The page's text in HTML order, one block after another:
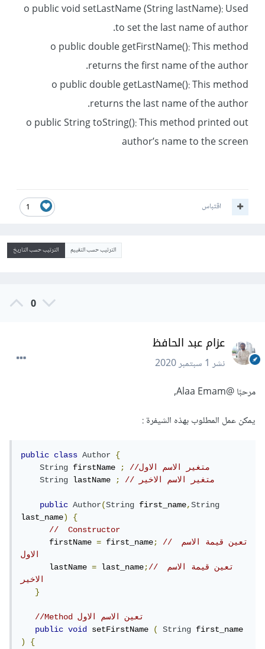
o public void setLastName (String lastName): Used
to set the last name of author.
o public double getFirstName(): This method
returns the first name of the author.
o public double getLastName(): This method
returns the last name of the author.
o public String toString(): This method printed out
author’s name to the screen
1 اقتباس
الترتيب حسب التقييم الترتيب حسب التاريخ
0
عزام عبد الحافظ
نشر1 سبتمبر 2020
مرحبًا@Alaa Emam
,
يمكن عمل المطلوب بهذه الشيفرة :
public class Author
{
String firstName ;
String lastName ; // متغير الاسم الاخير
public Author(String first_name,String
last_name)
{
//  Constructor
      firstName
= first_name;
// تعين قيمة الاسم
الاول
      lastName
= last_name;// تعين قيمة الاسم
الاخير
}
//Method تعين الاسم الاول
public
void setFirstName ( String
)
{